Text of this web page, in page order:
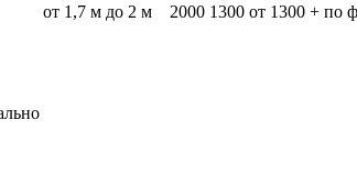
от 1,7 м до 2 м
2000 1300 от 1300 + по